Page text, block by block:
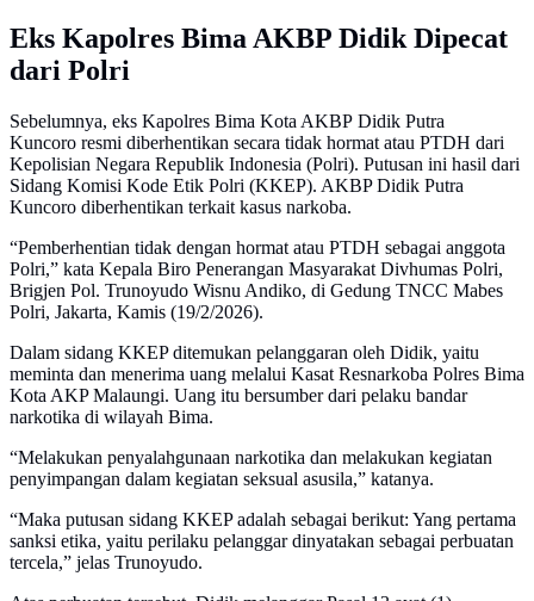
Eks Kapolres Bima AKBP Didik Dipecat
dari Polri
Sebelumnya, eks Kapolres Bima Kota AKBP Didik Putra
Kuncoro resmi diberhentikan secara tidak hormat atau PTDH dari
Kepolisian Negara Republik Indonesia (Polri). Putusan ini hasil dari
Sidang Komisi Kode Etik Polri (KKEP). AKBP Didik Putra
Kuncoro diberhentikan terkait kasus narkoba.
“Pemberhentian tidak dengan hormat atau PTDH sebagai anggota
Polri,” kata Kepala Biro Penerangan Masyarakat Divhumas Polri,
Brigjen Pol. Trunoyudo Wisnu Andiko, di Gedung TNCC Mabes
Polri, Jakarta, Kamis (19/2/2026).
Dalam sidang KKEP ditemukan pelanggaran oleh Didik, yaitu
meminta dan menerima uang melalui Kasat Resnarkoba Polres Bima
Kota AKP Malaungi. Uang itu bersumber dari pelaku bandar
narkotika di wilayah Bima.
“Melakukan penyalahgunaan narkotika dan melakukan kegiatan
penyimpangan dalam kegiatan seksual asusila,” katanya.
“Maka putusan sidang KKEP adalah sebagai berikut: Yang pertama
sanksi etika, yaitu perilaku pelanggar dinyatakan sebagai perbuatan
tercela,” jelas Trunoyudo.